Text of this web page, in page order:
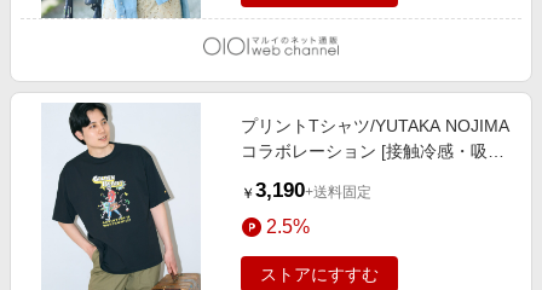
プリントTシャツ/YUTAKA NOJIMA
コラボレーション [接触冷感・吸水
￥ 3,190+送料固定
2.5%
ストアにすすむ